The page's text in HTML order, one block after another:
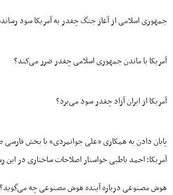
جمهوری اسلامی از آغاز جنگ چقدر به آمریکا سود
آمریکا با ماندن جمهوری اسلامی چقدر ضرر می‌کند؟
آمریکا از ایران آزاد چقدر سود می‌برد؟
پایان دادن به همکاری «علی جوانمردی» با بخش
آمریکا؛ احمد باطبی خواستار اصلاحات ساختاری در این
هوش مصنوعی درباره آینده هوش مصنوعی چه می‌گوید؟